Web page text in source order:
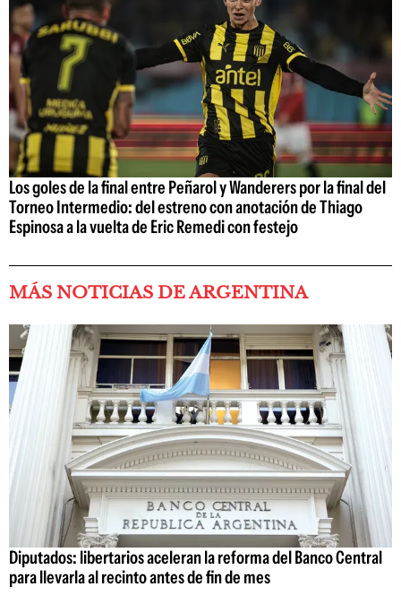
Los goles de la final entre Peñarol y Wanderers por la final del
Torneo Intermedio: del estreno con anotación de Thiago
Espinosa a la vuelta de Eric Remedi con festejo
MÁS NOTICIAS DE ARGENTINA
Diputados: libertarios aceleran la reforma del Banco Central
para llevarla al recinto antes de fin de mes